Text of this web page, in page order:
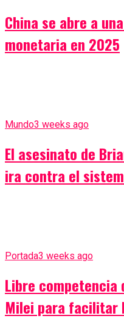
China se abre a
monetaria en 2025
Mundo3 weeks ago
El asesinato de
ira contra el
Portada3 weeks ago
Libre competencia
Milei para facilitar